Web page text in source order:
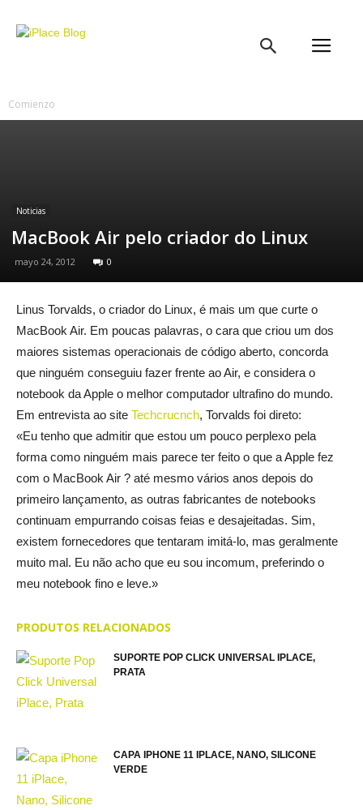
Comienzo
Noticias
MacBook Air pelo criador do Linux
mayo 24, 2012 0
Linus Torvalds, o criador do Linux, é mais um que curte o
MacBook Air. Em poucas palavras, o cara que criou um dos
maiores sistemas operacionais de código aberto, concorda
que ninguém conseguiu fazer frente ao Air, e considera o
notebook da Apple o melhor computador ultrafino do mundo.
Em entrevista ao site Techcrucnch, Torvalds foi direto:
«Eu tenho que admitir que estou um pouco perplexo pela
forma como ninguém mais parece ter feito o que a Apple fez
com o MacBook Air ? até mesmo vários anos depois do
primeiro lançamento, as outras fabricantes de notebooks
continuam empurrando coisas feias e desajeitadas. Sim,
existem fornecedores que tentaram imitá-lo, mas geralmente
muito mal. Eu não acho que eu sou incomum, preferindo o
meu notebook fino e leve.»
PRODUTOS RELACIONADOS
SUPORTE POP CLICK UNIVERSAL IPLACE,
PRATA
CAPA IPHONE 11 IPLACE, NANO, SILICONE
VERDE